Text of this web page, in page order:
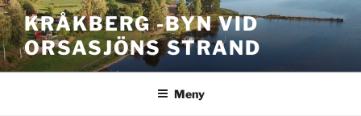
Hoppa
till
innehåll
KRÅKBERG -BYN VID
ORSASJÖNS STRAND
Meny